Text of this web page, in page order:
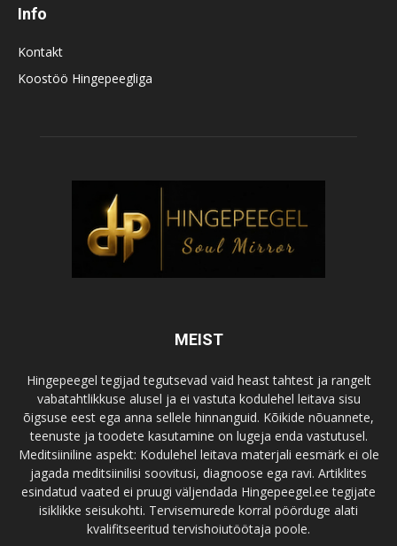
Info
Kontakt
Koostöö Hingepeegliga
MEIST
Hingepeegel tegijad tegutsevad vaid heast tahtest ja rangelt
vabatahtlikkuse alusel ja ei vastuta kodulehel leitava sisu
õigsuse eest ega anna sellele hinnanguid. Kõikide nõuannete,
teenuste ja toodete kasutamine on lugeja enda vastutusel.
Meditsiiniline aspekt: Kodulehel leitava materjali eesmärk ei ole
jagada meditsiinilisi soovitusi, diagnoose ega ravi. Artiklites
esindatud vaated ei pruugi väljendada Hingepeegel.ee tegijate
isiklikke seisukohti. Tervisemurede korral pöörduge alati
kvalifitseeritud tervishoiutöötaja poole.